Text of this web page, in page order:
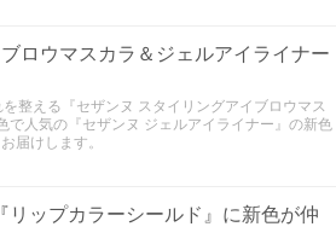
ロウマスカラ＆ジェルアイライナー
整える『セザンヌ スタイリングアイブロウマス
人気の『セザンヌ ジェルアイライナー』の新色
届けします。
ップカラーシールド』に新色が仲